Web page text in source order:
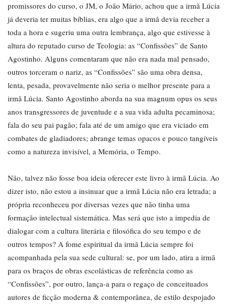
promissores do curso, o JM, o João Mário, achou que a irmã Lúcia
já deveria ter muitas bíblias, era algo que a irmã devia receber a
toda a hora e sugeriu uma outra lembrança, algo que estivesse à
altura do reputado curso de Teologia: as “Confissões” de Santo
Agostinho. Alguns comentaram que não era nada mal pensado,
outros torceram o nariz, as “Confissões” são uma obra densa,
lenta, pesada, provavelmente não seria o melhor presente para a
irmã Lúcia. Santo Agostinho aborda na sua magnum opus os seus
anos transgressores de juventude e a sua vida adulta pecaminosa;
fala do seu pai pagão; fala até de um amigo que era viciado em
combates de gladiadores; abrange temas opacos e pouco tangíveis
como a natureza invisível, a Memória, o Tempo.
Não, talvez não fosse boa ideia oferecer este livro à irmã Lúcia. Ao
dizer isto, não estou a insinuar que a irmã Lúcia não era letrada; a
própria reconheceu por diversas vezes que não tinha uma
formação intelectual sistemática. Mas será que isto a impedia de
dialogar com a cultura literária e filosófica do seu tempo e de
outros tempos? A fome espiritual da irmã Lúcia sempre foi
acompanhada pela sua sede cultural: se, por um lado, atira a irmã
para os braços de obras escolásticas de referência como as
“Confissões”, por outro, lança-a para o regaço de conceituados
autores de ficção moderna & contemporânea, de estilo despojado